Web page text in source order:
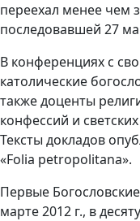
переехал менее чем
последовавшей 27
В конференциях с
католические
также доценты
конфессий и
Тексты докладов
«Folia petropolitana».
Первые
марте 2012 г., в